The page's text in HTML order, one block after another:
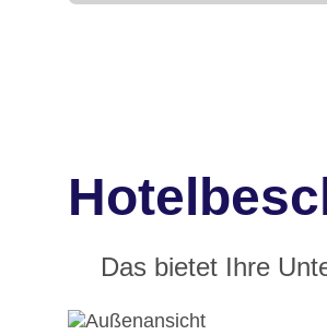
Das bietet Ihre